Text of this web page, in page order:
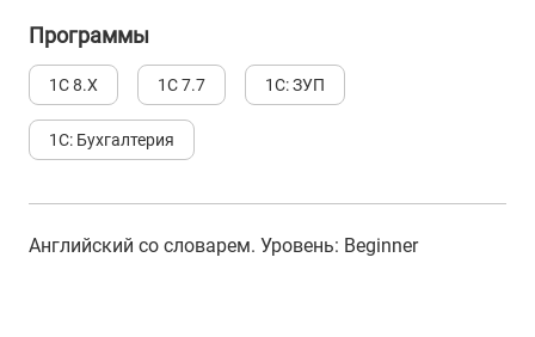
Программы
1С 8.Х 1С 7.7 1С: ЗУП
1С: Бухгалтерия
Английский со словарем. Уровень: Beginner